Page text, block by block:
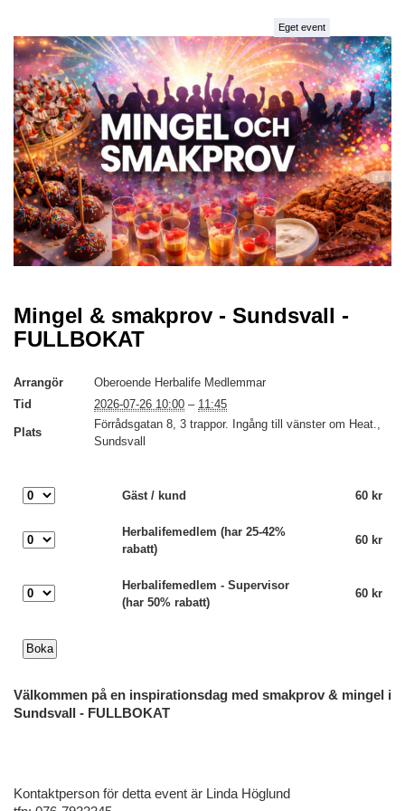
Eget event
Mingel & smakprov - Sundsvall -
FULLBOKAT
Arrangör
Oberoende Herbalife Medlemmar
Tid
2026-07-26 10:00 – 11:45
Plats
Förrådsgatan 8, 3 trappor. Ingång till vänster om Heat.,
Sundsvall
Gäst / kund 60 kr
Herbalifemedlem (har 25-42%
rabatt)
60 kr
Herbalifemedlem - Supervisor
(har 50% rabatt)
60 kr
Välkommen på en inspirationsdag med smakprov & mingel i
Sundsvall - FULLBOKAT
Kontaktperson för detta event är Linda Höglund